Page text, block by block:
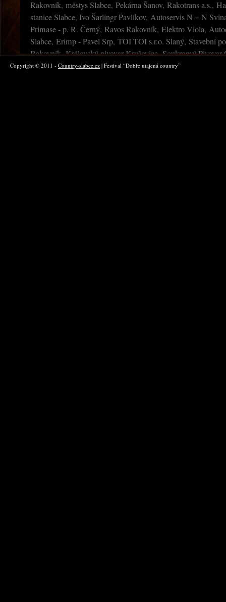
Rakovník, městys Slabce, Pekárna Šanov, Rakotrans a.s.,
stanice Slabce, Ivo Šarlingr Pavlíkov, Autoservis N + N
Primase - p. R. Černý, Ravos Rakovník, Elektro Viola,
Slabce, Erimp - Pavel Srp, TOI TOI s.r.o. Slaný, Stavební
Rakovník, Královský pivovar Krušovice, Soukromý Pivovar
Frolík, Ing. Jiří Pergler Lubná, Tiskárna TUČEK, Varia
Copyright © 2011 - Country-slabce.cz | Festival “Dobře utajená country”